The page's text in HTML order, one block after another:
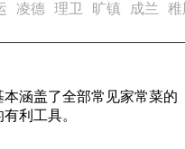
凌德 理卫 旷镇 成兰
稚
涵盖了全部常见家常菜的
利工具。